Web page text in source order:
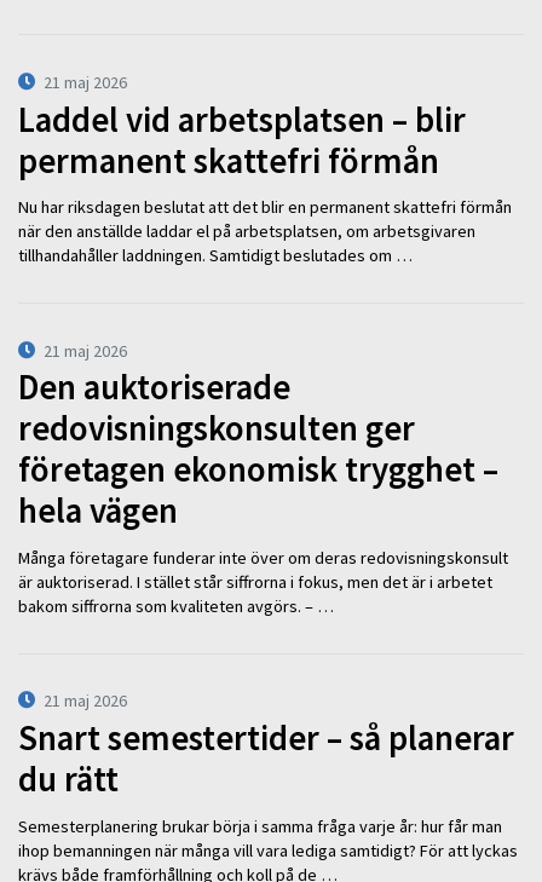
21 maj 2026
Laddel vid arbetsplatsen – blir
permanent skattefri förmån
Nu har riksdagen beslutat att det blir en permanent skattefri förmån
när den anställde laddar el på arbetsplatsen, om arbetsgivaren
tillhandahåller laddningen. Samtidigt beslutades om …
21 maj 2026
Den auktoriserade
redovisningskonsulten ger
företagen ekonomisk trygghet –
hela vägen
Många företagare funderar inte över om deras redovisningskonsult
är auktoriserad. I stället står siffrorna i fokus, men det är i arbetet
bakom siffrorna som kvaliteten avgörs. – …
21 maj 2026
Snart semestertider – så planerar
du rätt
Semesterplanering brukar börja i samma fråga varje år: hur får man
ihop bemanningen när många vill vara lediga samtidigt? För att lyckas
krävs både framförhållning och koll på de …